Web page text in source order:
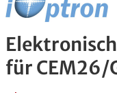
für CEM26/